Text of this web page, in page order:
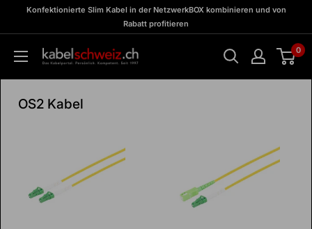
zu
BOX
Konfektionierte Slim Kabel in der NetzwerkBOX kombinieren und von
Rabatt profitieren
kabelschweiz 0
OS2 Kabel